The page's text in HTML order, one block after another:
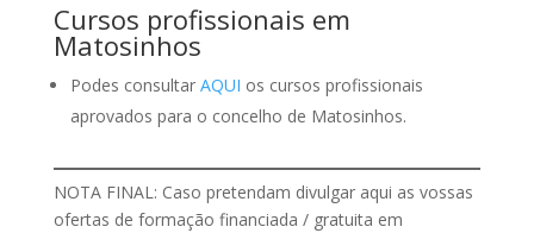
Cursos profissionais em
Matosinhos
Podes consultar AQUI os cursos profissionais
aprovados para o concelho de Matosinhos.
NOTA FINAL: Caso pretendam divulgar aqui as vossas
ofertas de formação financiada / gratuita em